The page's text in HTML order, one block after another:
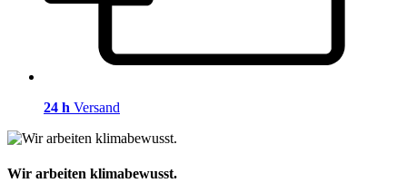
24 h Versand
Wir arbeiten klimabewusst.